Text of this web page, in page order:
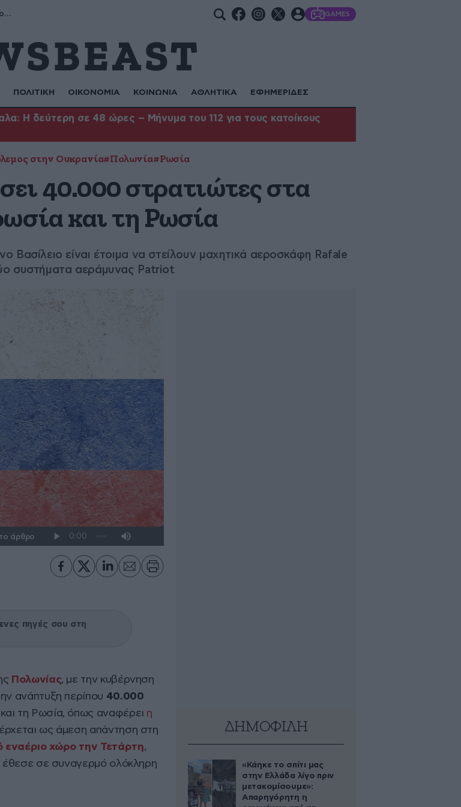
Σωτήρης, Σωτηρία, Ευμορφία, Μορφούλα GAMES
ΠΟΛΙΤΙΚΗ ΟΙΚΟΝΟΜΙΑ ΚΟΙΝΩΝΙΑ ΑΘΛΗΤΙΚΑ ΕΦΗΜΕΡΙΔΕΣ
Η δεύτερη σε 48 ώρες – Μήνυμα του 112 για τους κατοίκους
στην Ουκρανία#Πολωνία#Ρωσία
40.000 στρατιώτες στα
και τη Ρωσία
είναι έτοιμα να στείλουν μαχητικά αεροσκάφη Rafale
συστήματα αεράμυνας Patriot
άρθρο
πηγές σου στη
Πολωνίας, με την κυβέρνηση
ανάπτυξη περίπου 40.000
τη Ρωσία, όπως αναφέρει η
ως άμεση απάντηση στη
εναέριο χώρο την Τετάρτη,
έθεσε σε συναγερμό ολόκληρη
ΔΗΜΟΦΙΛΗ
«Κάηκε το σπίτι μας
στην Ελλάδα λίγο πριν
μετακομίσουμε»:
Απαρηγόρητη η